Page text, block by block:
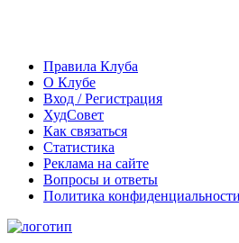
Правила Клуба
О Клубе
Вход / Регистрация
ХудСовет
Как связаться
Статистика
Реклама на сайте
Вопросы и ответы
Политика конфиденциальности